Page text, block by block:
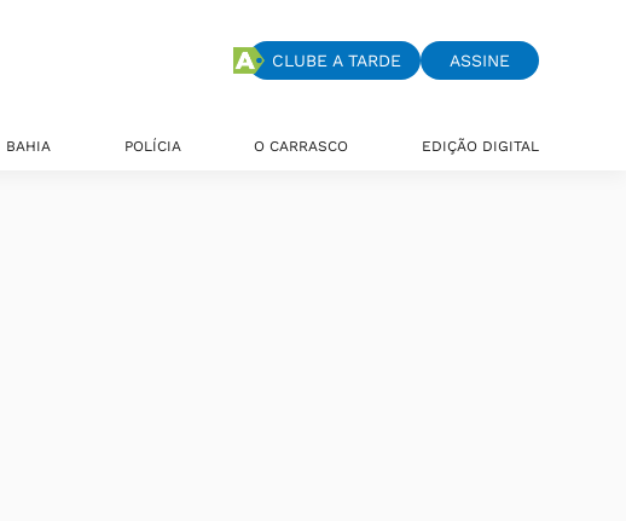
CLUBE A TARDE ASSINE
BAHIA POLÍCIA O CARRASCO EDIÇÃO DIGITAL